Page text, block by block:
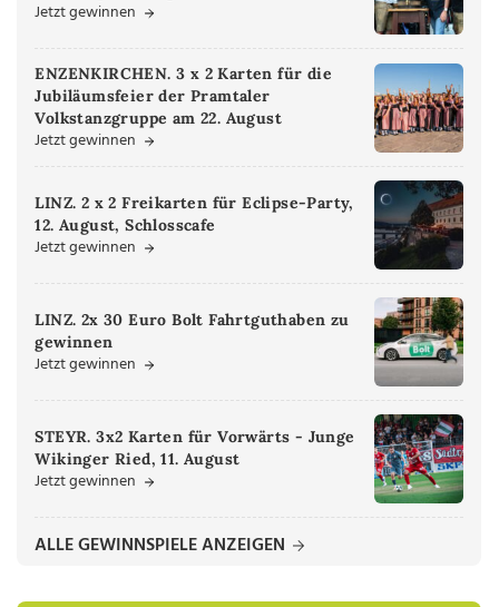
Jetzt gewinnen
ENZENKIRCHEN. 3 x 2 Karten für die
Jubiläumsfeier der Pramtaler
Volkstanzgruppe am 22. August
Jetzt gewinnen
LINZ. 2 x 2 Freikarten für Eclipse-Party,
12. August, Schlosscafe
Jetzt gewinnen
LINZ. 2x 30 Euro Bolt Fahrtguthaben zu
gewinnen
Jetzt gewinnen
STEYR. 3x2 Karten für Vorwärts - Junge
Wikinger Ried, 11. August
Jetzt gewinnen
ALLE GEWINNSPIELE ANZEIGEN